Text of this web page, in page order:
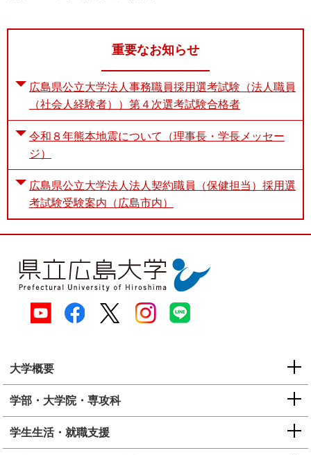
重要なお知らせ
広島県公立大学法人事務職員採用選考試験（法人職員
（社会人経験者））第４次選考試験合格者
令和８年熊本地震について（理事長・学長メッセー
ジ）
広島県公立大学法人法人契約職員（保健担当）採用選
考試験受験案内（広島市内）
大学概要
学部・大学院・専攻科
学生生活・就職支援